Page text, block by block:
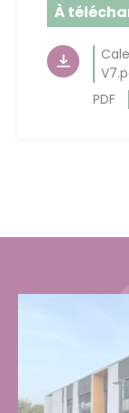
À
PDF